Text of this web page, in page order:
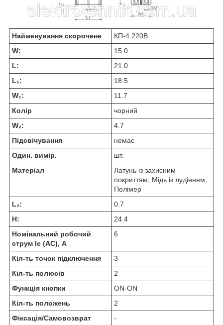
Найменування скорочене
КП-4 220В
W:
15.0
L:
21.0
L₁:
18.5
W₁:
11.7
Колір
чорний
W₂:
4.7
Підсвічування
немає
Один. вимір.
шт.
Матеріал
Латунь із захисним
покриттям; Мідь із лудінням;
Полімер
L₂:
0.7
H:
24.4
Номінальний робочий
струм Ie (AC), А
6
Кіл-ть точок підключення
3
Кіл-ть полюсів
2
Функція кнопки
ON-ON
Кіл-ть положень
2
Фіксація/Самовозврат
-